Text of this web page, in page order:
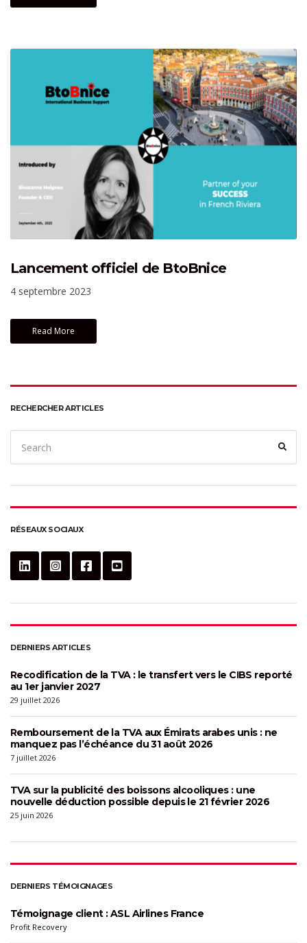
Lancement officiel de BtoBnice
4 septembre 2023
Read More
RECHERCHER ARTICLES
for:
RÉSEAUX SOCIAUX
DERNIERS ARTICLES
Recodification de la TVA : le transfert vers le CIBS reporté
au 1er janvier 2027
29 juillet 2026
Remboursement de la TVA aux Émirats arabes unis : ne
manquez pas l’échéance du 31 août 2026
7 juillet 2026
TVA sur la publicité des boissons alcooliques : une
nouvelle déduction possible depuis le 21 février 2026
25 juin 2026
DERNIERS TÉMOIGNAGES
Témoignage client : ASL Airlines France
Profit Recovery